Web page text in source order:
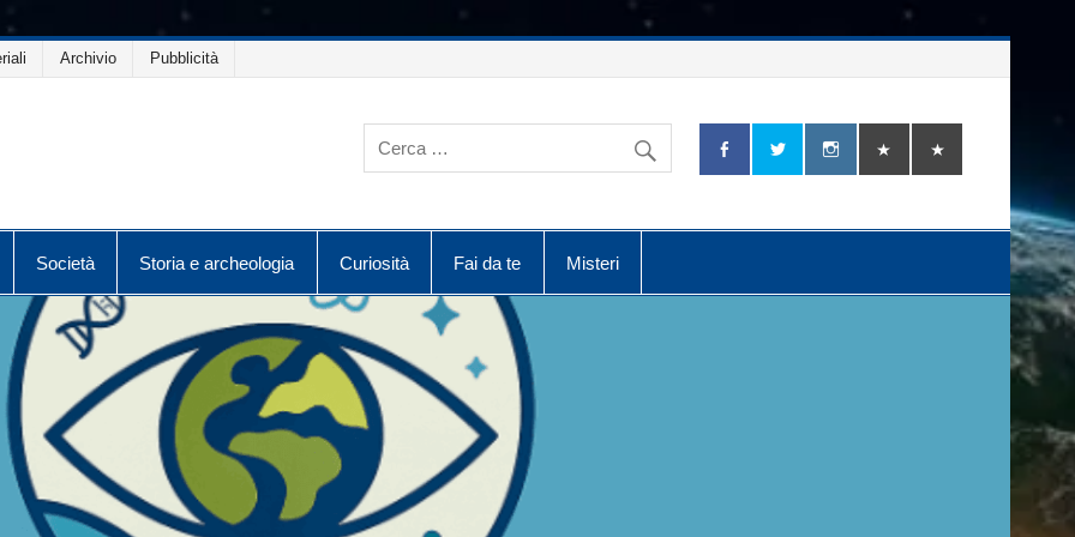
Archivio Pubblicità
Società Storia e archeologia Curiosità Fai da te Misteri